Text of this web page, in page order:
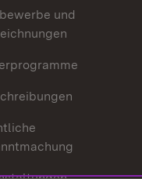
und